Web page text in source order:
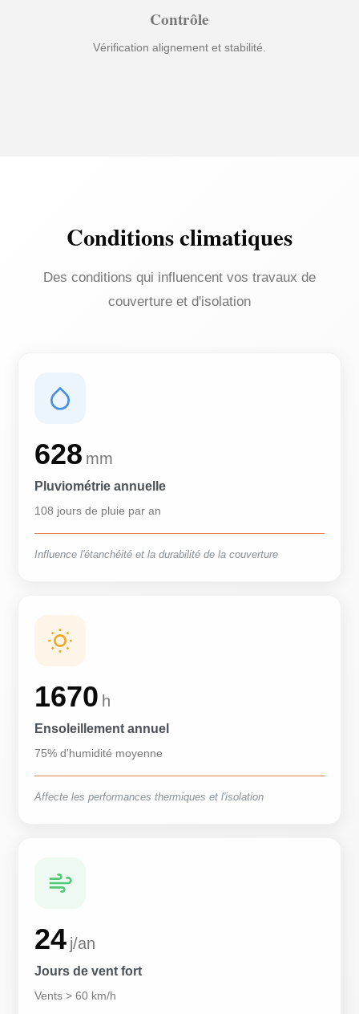
Contrôle
Vérification alignement et stabilité.
Conditions climatiques
Des conditions qui influencent vos travaux de
couverture et d'isolation
628 mm
Pluviométrie annuelle
108 jours de pluie par an
Influence l'étanchéité et la durabilité de la couverture
1670 h
Ensoleillement annuel
75% d'humidité moyenne
Affecte les performances thermiques et l'isolation
24 j/an
Jours de vent fort
Vents > 60 km/h